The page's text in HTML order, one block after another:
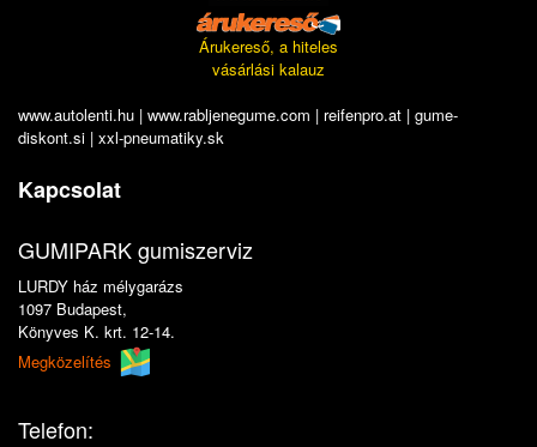
Árukereső, a hiteles
vásárlási kalauz
www.autolenti.hu | www.rabljenegume.com | reifenpro.at | gume-
diskont.si | xxl-pneumatiky.sk
Kapcsolat
GUMIPARK gumiszerviz
LURDY ház mélygarázs
1097 Budapest,
Könyves K. krt. 12-14.
Megközelítés
Telefon: